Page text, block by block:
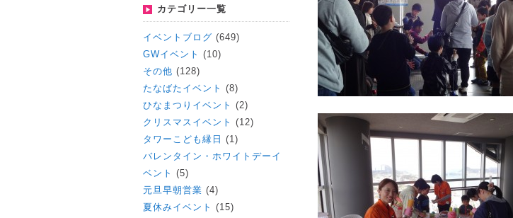
カテゴリー一覧
イベントブログ (649)
GWイベント (10)
その他 (128)
たなばたイベント (8)
ひなまつりイベント (2)
クリスマスイベント (12)
タワーこども縁日 (1)
バレンタイン・ホワイトデーイ
ベント (5)
元旦早朝営業 (4)
夏休みイベント (15)